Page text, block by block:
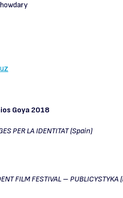
Goya 2018
PER LA IDENTITAT (Spain)
FILM FESTIVAL – PUBLICYSTYKA